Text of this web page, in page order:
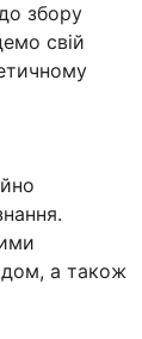
збору
свій
а також